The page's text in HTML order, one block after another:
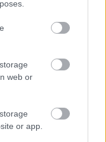
web or
or app.
orosz Hamletként
a Katonában.
felesleges,
elemzés arról,